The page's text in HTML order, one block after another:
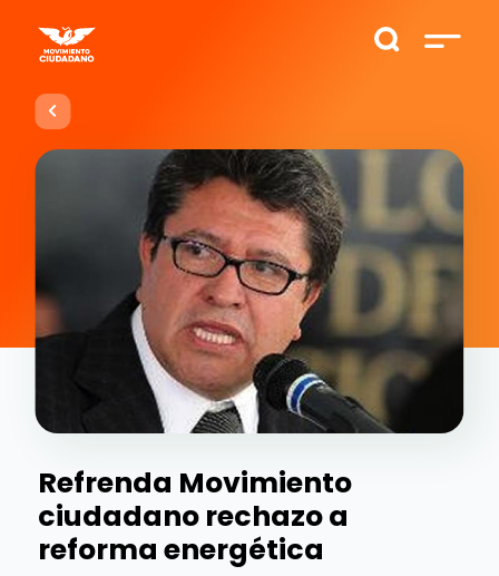
Refrenda Movimiento
ciudadano rechazo a
reforma energética